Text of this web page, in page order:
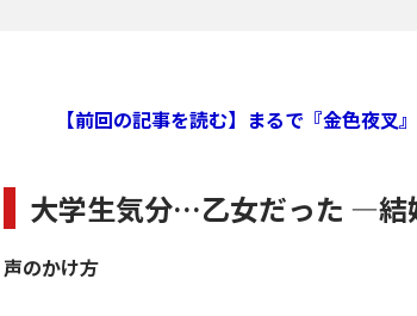
【前回の記事を読む】まるで『金色夜
大学生気分…乙女だった ―
声のかけ方